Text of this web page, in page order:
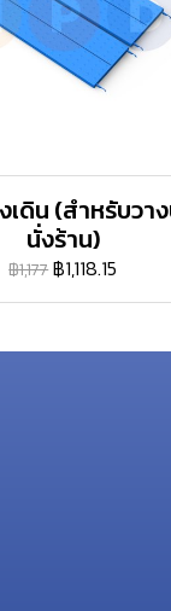
เดิน (สําหรับวา
นั่งร้าน)
฿1,177฿1,118.15